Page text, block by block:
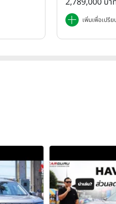
เพิ่มเพื่อเปรี